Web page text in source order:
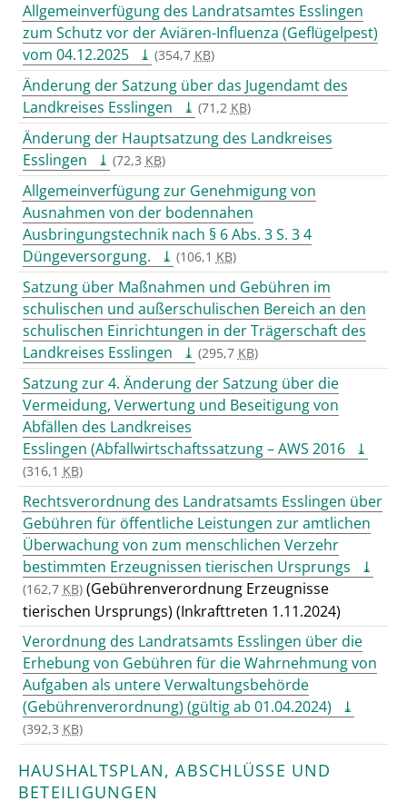
Allgemeinverfügung des Landratsamtes Esslingen
zum Schutz vor der Aviären-Influenza (Geflügelpest)
vom 04.12.2025
(354,7 KB)
Änderung der Satzung über das Jugendamt des
Landkreises Esslingen
(71,2 KB)
Änderung der Hauptsatzung des Landkreises
Esslingen
(72,3 KB)
Allgemeinverfügung zur Genehmigung von
Ausnahmen von der bodennahen
Ausbringungstechnik nach § 6 Abs. 3 S. 3 4
Düngeversorgung.
(106,1 KB)
Satzung über Maßnahmen und Gebühren im
schulischen und außerschulischen Bereich an den
schulischen Einrichtungen in der Trägerschaft des
Landkreises Esslingen
(295,7 KB)
Satzung zur 4. Änderung der Satzung über die
Vermeidung, Verwertung und Beseitigung von
Abfällen des Landkreises
Esslingen (Abfallwirtschaftssatzung – AWS 2016
(316,1 KB)
Rechtsverordnung des Landratsamts Esslingen über
Gebühren für öffentliche Leistungen zur amtlichen
Überwachung von zum menschlichen Verzehr
bestimmten Erzeugnissen tierischen Ursprungs
(162,7 KB)(Gebührenverordnung Erzeugnisse
tierischen Ursprungs) (Inkrafttreten 1.11.2024)
Verordnung des Landratsamts Esslingen über die
Erhebung von Gebühren für die Wahrnehmung von
Aufgaben als untere Verwaltungsbehörde
(Gebührenverordnung) (gültig ab 01.04.2024)
(392,3 KB)
HAUSHALTSPLAN, ABSCHLÜSSE UND
BETEILIGUNGEN